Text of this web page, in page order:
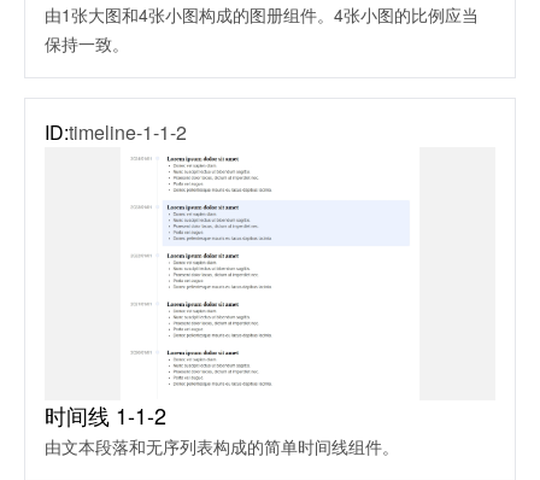
由1张大图和4张小图构成的图册组件。4张小图的比例应当
保持一致。
ID:timeline-1-1-2
时间线 1-1-2
由文本段落和无序列表构成的简单时间线组件。